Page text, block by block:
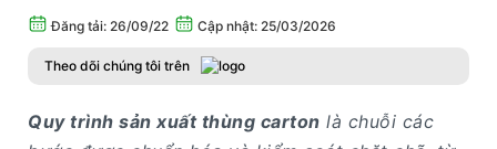
Đăng tải: 26/09/22 Cập nhật: 25/03/2026
Theo dõi chúng tôi trên
Quy trình sản xuất thùng carton là chuỗi các